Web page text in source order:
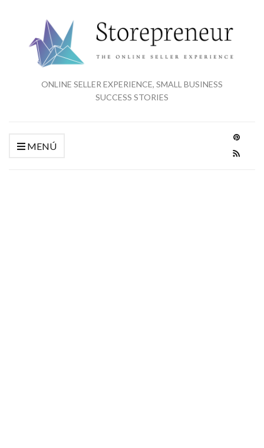
ONLINE SELLER EXPERIENCE, SMALL BUSINESS
SUCCESS STORIES
MENÚ